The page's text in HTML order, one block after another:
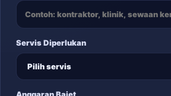
Servis Diperlukan